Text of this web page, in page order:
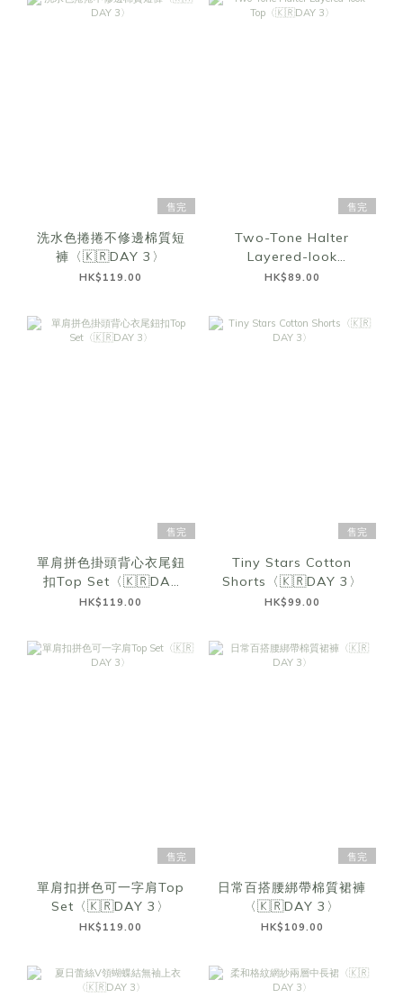
售完
洗水色捲捲不修邊棉質短
褲〈🇰🇷DAY 3〉
HK$119.00
售完
Two-Tone Halter
Layered-look
Top〈🇰🇷DAY 3〉
HK$89.00
售完
單肩拼色掛頭背心衣尾鈕
扣Top Set〈🇰🇷DAY
3〉
HK$119.00
售完
Tiny Stars Cotton
Shorts〈🇰🇷DAY 3〉
HK$99.00
售完
單肩扣拼色可一字肩Top
Set〈🇰🇷DAY 3〉
HK$119.00
售完
日常百搭腰綁帶棉質裙褲
〈🇰🇷DAY 3〉
HK$109.00